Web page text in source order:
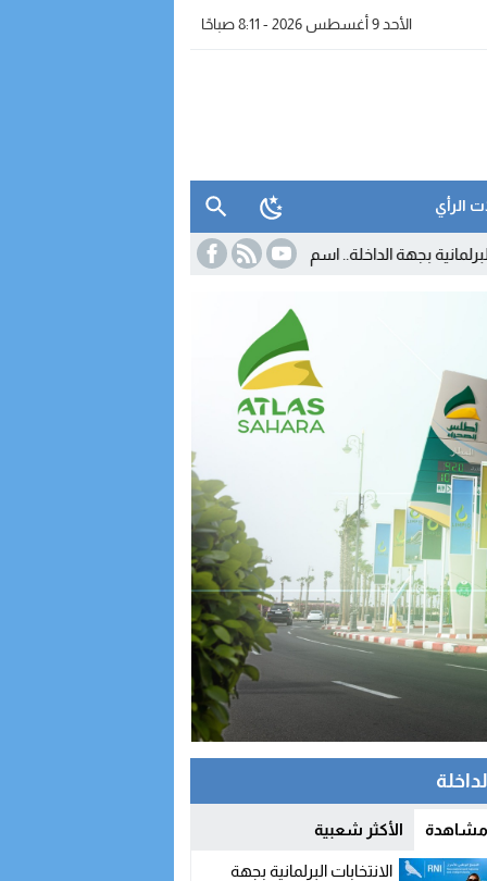
الأحد 9 أغسطس 2026 - 8:11 صباحًا
الرأي
اسم نسائي بارز يدخل حسابات السباق البرلماني
مشاهدة الأكثر شعبية
الانتخابات البرلمانية بجهة